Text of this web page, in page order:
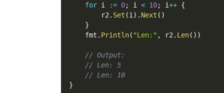
for i := 0; i < 10; i++ {
        r2
. Set (i ) . Next ( )
}
    fmt
. Println( "Len:" , r2 . Len( ) )
// Output:
// Len: 5
// Len: 10
}